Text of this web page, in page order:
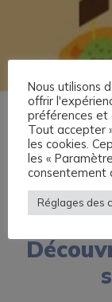
Accueil»
Nous utilisons
offrir
préférences et
Tout accepter
les cookies.
les «
consentement
Réglages des